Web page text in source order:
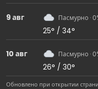
9 авг Пасмурно ·
25° / 34°
10 авг Пасмурно ·
26° / 30°
Обновлено при открытии